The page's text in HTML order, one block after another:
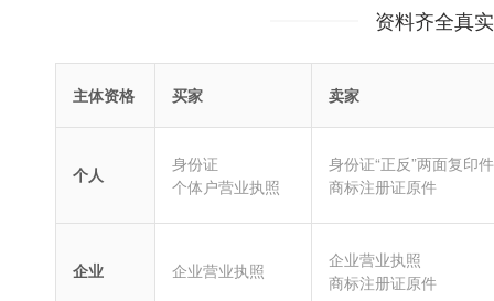
资料齐全真
主体资格 买家 卖家
个人
身份证
个体户营业执照
身份证“正反”两面复印件
商标注册证原件
企业 企业营业执照
企业营业执照
商标注册证原件